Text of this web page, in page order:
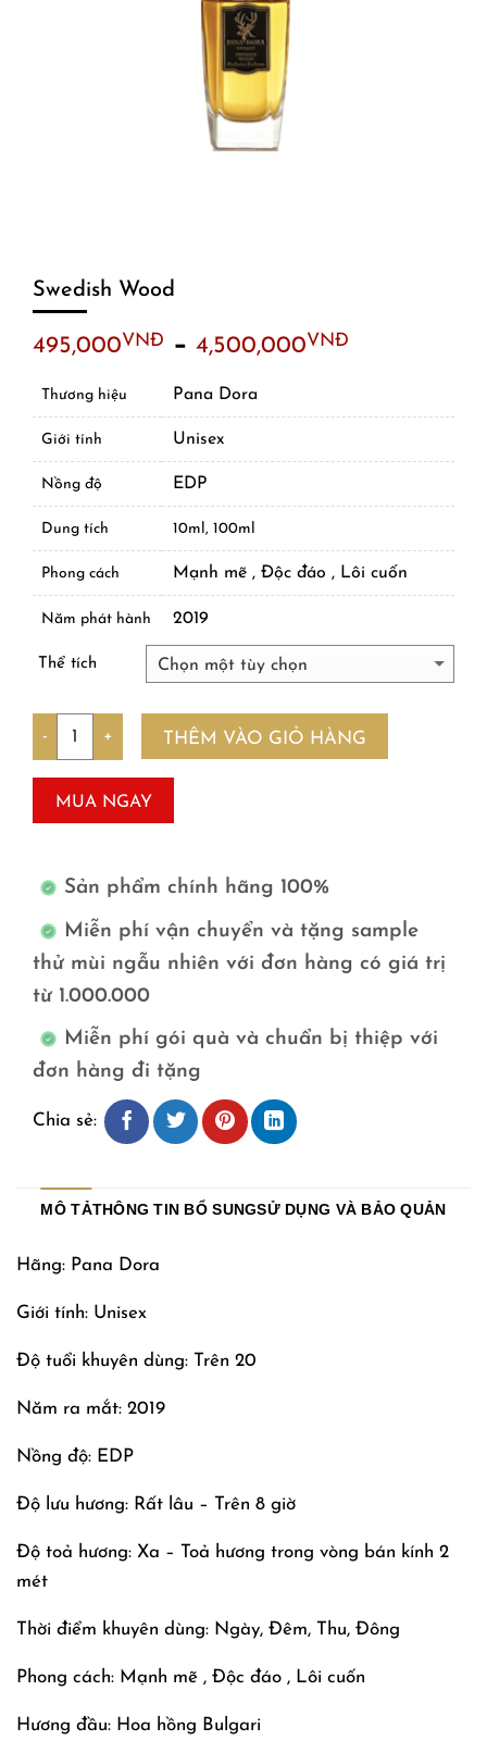
Swedish Wood
495,000VNĐ – 4,500,000VNĐ
Thương hiệu Pana Dora
Giới tính Unisex
Nồng độ EDP
Dung tích 10ml, 100ml
Phong cách Mạnh mẽ , Độc đáo , Lôi cuốn
Năm phát hành 2019
Thể tích
THÊM VÀO GIỎ HÀNG
MUA NGAY
Sản phẩm chính hãng 100%
Miễn phí vận chuyển và tặng sample
thử mùi ngẫu nhiên với đơn hàng có giá trị
từ 1.000.000
Miễn phí gói quà và chuẩn bị thiệp với
đơn hàng đi tặng
Chia sẻ:
MÔ TẢTHÔNG TIN BỔ SUNGSỬ DỤNG VÀ BẢO QUẢN
Hãng: Pana Dora
Giới tính: Unisex
Độ tuổi khuyên dùng: Trên 20
Năm ra mắt: 2019
Nồng độ: EDP
Độ lưu hương: Rất lâu – Trên 8 giờ
Độ toả hương: Xa – Toả hương trong vòng bán kính 2
mét
Thời điểm khuyên dùng: Ngày, Đêm, Thu, Đông
Phong cách: Mạnh mẽ , Độc đáo , Lôi cuốn
Hương đầu: Hoa hồng Bulgari